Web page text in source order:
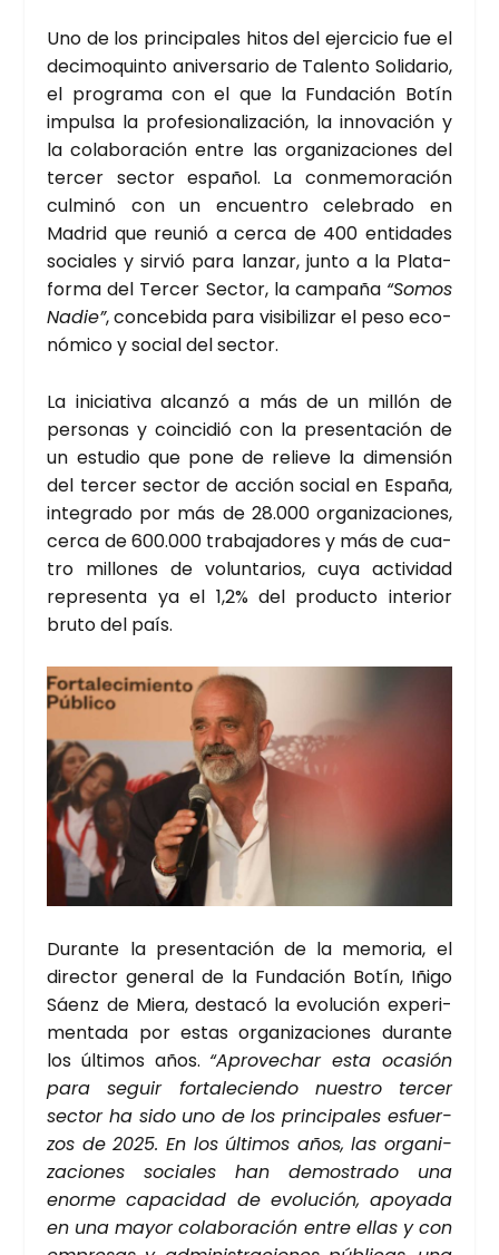
Uno de los prin­ci­pa­les hitos del ejer­ci­cio fue el
deci­mo­quin­to ani­ver­sa­rio de Talen­to Soli­da­rio,
el pro­gra­ma con el que la Fun­da­ción Botín
impul­sa la pro­fe­sio­na­li­za­ción, la inno­va­ción y
la cola­bo­ra­ción entre las orga­ni­za­cio­nes del
ter­cer sec­tor espa­ñol. La con­me­mo­ra­ción
cul­mi­nó con un encuen­tro cele­bra­do en
Madrid que reu­nió a cer­ca de 400 enti­da­des
socia­les y sir­vió para lan­zar, jun­to a la Pla­ta­
for­ma del Ter­cer Sec­tor, la cam­pa­ña “Somos
Nadie”, con­ce­bi­da para visi­bi­li­zar el peso eco­
nó­mi­co y social del sec­tor.
La ini­cia­ti­va alcan­zó a más de un millón de
per­so­nas y coin­ci­dió con la pre­sen­ta­ción de
un estu­dio que pone de relie­ve la dimen­sión
del ter­cer sec­tor de acción social en Espa­ña,
inte­gra­do por más de 28.000 orga­ni­za­cio­nes,
cer­ca de 600.000 tra­ba­ja­do­res y más de cua­
tro millo­nes de volun­ta­rios, cuya acti­vi­dad
repre­sen­ta ya el 1,2% del pro­duc­to inte­rior
bru­to del país.
Duran­te la pre­sen­ta­ción de la memo­ria, el
direc­tor gene­ral de la Fun­da­ción Botín, Iñi­go
Sáenz de Mie­ra, des­ta­có la evo­lu­ción expe­ri­
men­ta­da por estas orga­ni­za­cio­nes duran­te
los últi­mos años. “Apro­ve­char esta oca­sión
para seguir for­ta­le­cien­do nues­tro ter­cer
sec­tor ha sido uno de los prin­ci­pa­les esfuer­
zos de 2025. En los últi­mos años, las orga­ni­
za­cio­nes socia­les han demos­tra­do una
enor­me capa­ci­dad de evo­lu­ción, apo­ya­da
en una mayor cola­bo­ra­ción entre ellas y con